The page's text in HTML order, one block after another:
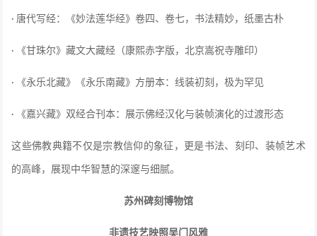
· 唐代写经： 《妙法莲华经》卷四、卷七，书法精妙，纸墨古朴
· 《甘珠尔》藏文大藏经 （康熙赤字版，北京嵩祝寺雕印）
· 《永乐北藏》《永乐南藏》方册本：线装初刻，极为罕见
· 《嘉兴藏》双经合刊本： 展示佛经汉化与装帧演化的过渡形态
这些佛教典籍不仅是宗教信仰的象征，更是书法、刻印、装帧艺术
的高峰，展现中华智慧的深邃与细腻。
苏州碑刻博物馆
非遗技艺映照吴门风雅